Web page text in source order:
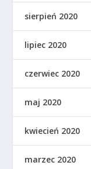
sierpień 2020
lipiec 2020
czerwiec 2020
maj 2020
kwiecień 2020
marzec 2020